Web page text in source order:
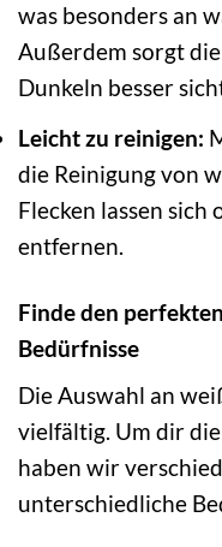
was besonders an
Außerdem sorgt
Dunkeln besser
Leicht zu reinigen:
die Reinigung von
Flecken lassen
entfernen.
Finde den
Bedürfnisse
Die Auswahl an
vielfältig. Um dir
haben wir
unterschiedliche